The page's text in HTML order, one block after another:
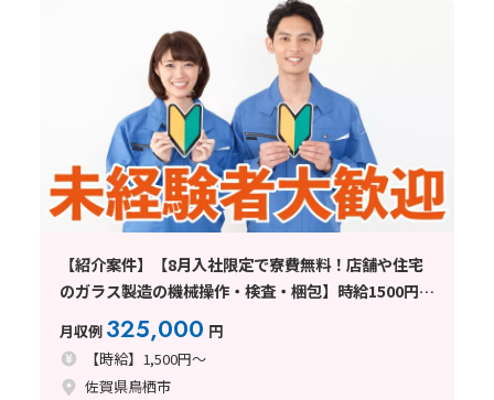
【紹介案件】【8月入社限定で寮費無料！店舗や住宅
のガラス製造の機械操作・検査・梱包】時給1500円/2
交替/佐賀県鳥栖市曽根崎町/土日休み/未経験から月収
例32.5万円以上可能◎8月中旬入社
月収例 325,000 円
【時給】1,500円～
佐賀県鳥栖市